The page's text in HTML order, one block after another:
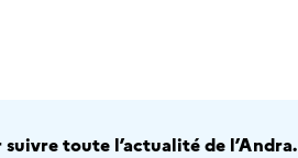
toute l’actualité de l’Andra.